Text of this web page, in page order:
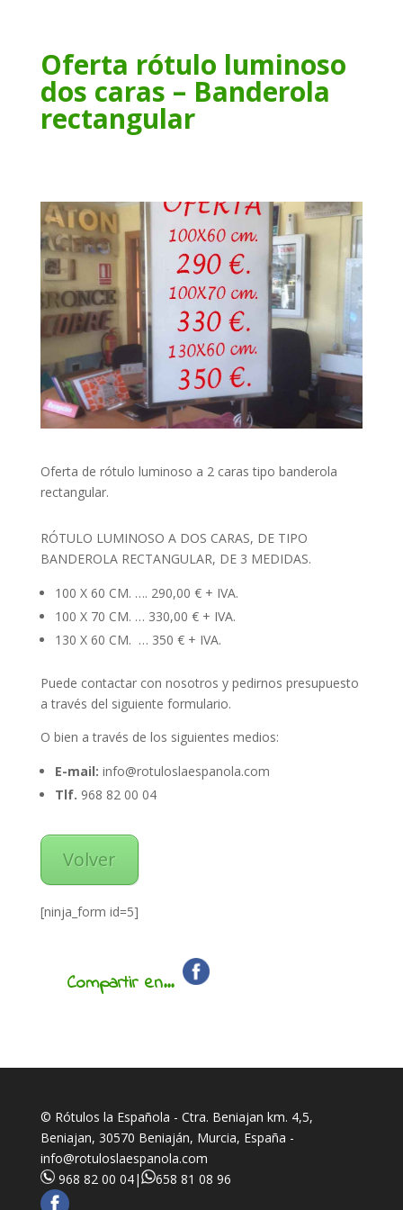
Oferta rótulo luminoso
dos caras – Banderola
rectangular
Oferta de rótulo luminoso a 2 caras tipo banderola
rectangular.
RÓTULO LUMINOSO A DOS CARAS, DE TIPO
BANDEROLA RECTANGULAR, DE 3 MEDIDAS.
100 X 60 CM. …. 290,00 € + IVA.
100 X 70 CM. … 330,00 € + IVA.
130 X 60 CM. … 350 € + IVA.
Puede contactar con nosotros y pedirnos presupuesto
a través del siguiente formulario.
O bien a través de los siguientes medios:
E-mail: info@rotuloslaespanola.com
Tlf. 968 82 00 04
Volver
[ninja_form id=5]
Compartir en...
© Rótulos la Española - Ctra. Beniajan km. 4,5,
Beniajan, 30570 Beniaján, Murcia, España -
info@rotuloslaespanola.com
968 82 00 04| 658 81 08 96